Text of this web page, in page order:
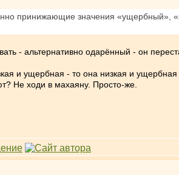
принижающие значения «ущербный»,
- альтернативно одарённый - он
и ущербная - то она низкая и
Не ходи в махаяну. Просто-же.